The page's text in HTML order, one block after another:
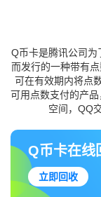
Q币卡是腾讯公司
而发行的一种带有
可在有效期内将点
可用点数支付的产
空间，QQ
Q币卡在线
立即回收